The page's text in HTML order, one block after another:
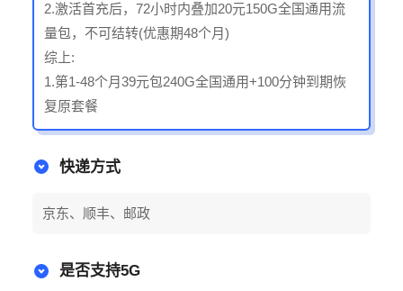
2.激活首充后，72小时内叠加20元150G全国通用流
量包，不可结转(优惠期48个月)
综上:
1.第1-48个月39元包240G全国通用+100分钟到期恢
复原套餐
快递方式
京东、顺丰、邮政
是否支持5G